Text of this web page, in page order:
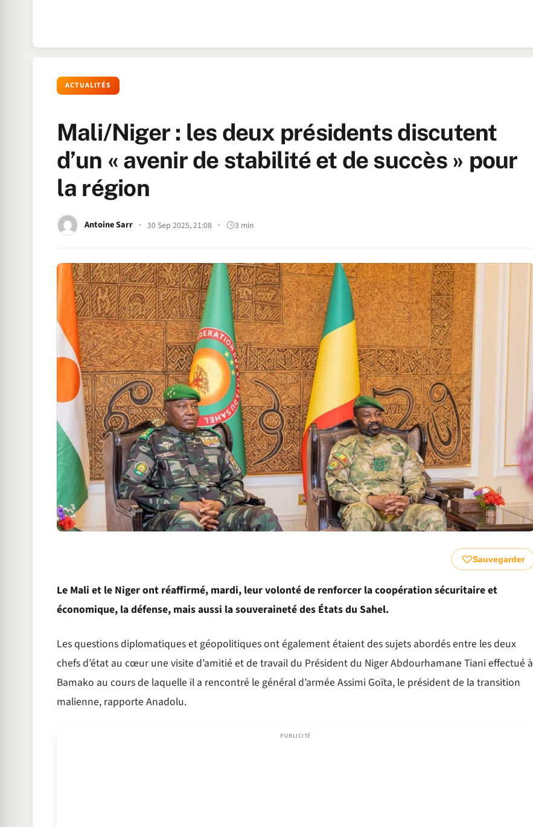
ACTUALITÉS
Mali/Niger : les deux présidents discutent
d’un « avenir de stabilité et de succès » pour
la région
Antoine Sarr 30 Sep 2025, 21:08 3 min
Sauvegarder
Le Mali et le Niger ont réaffirmé, mardi, leur volonté de renforcer la coopération sécuritaire et
économique, la défense, mais aussi la souveraineté des États du Sahel.
Les questions diplomatiques et géopolitiques ont également étaient des sujets abordés entre les deux
chefs d’état au cœur une visite d’amitié et de travail du Président du Niger Abdourhamane Tiani effectué à
Bamako au cours de laquelle il a rencontré le général d’armée Assimi Goïta, le président de la transition
malienne, rapporte Anadolu.